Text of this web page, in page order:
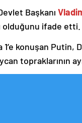
Başkanı
olduğunu ifade etti.
1’e konuşan Putin,
topraklarının